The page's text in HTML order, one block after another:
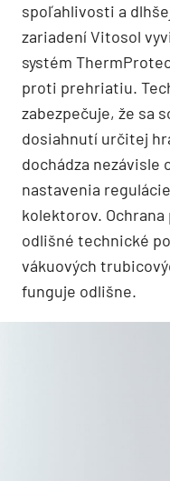
spoľahlivosti a
zariadení Vitosol
systém
proti prehriatiu.
zabezpečuje, že sa
dosiahnutí určitej
dochádza nezávisle
nastavenia
kolektorov.
odlišné technické
vákuových
funguje odlišne.